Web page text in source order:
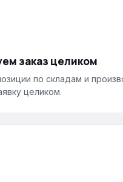
заказ целиком
по складам и
целиком.